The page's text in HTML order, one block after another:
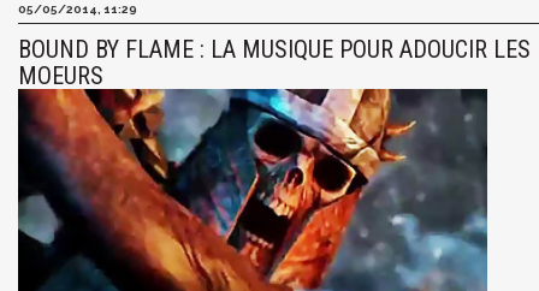
05/05/2014, 11:29
BOUND BY FLAME : LA MUSIQUE POUR ADOUCIR LES
MOEURS